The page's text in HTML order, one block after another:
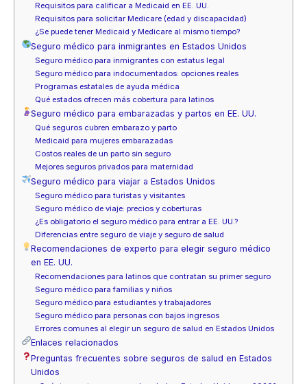
Requisitos para calificar a Medicaid en EE. UU.
Requisitos para solicitar Medicare (edad y discapacidad)
¿Se puede tener Medicaid y Medicare al mismo tiempo?
Seguro médico para inmigrantes en Estados Unidos
Seguro médico para inmigrantes con estatus legal
Seguro médico para indocumentados: opciones reales
Programas estatales de ayuda médica
Qué estados ofrecen más cobertura para latinos
Seguro médico para embarazadas y partos en EE. UU.
Qué seguros cubren embarazo y parto
Medicaid para mujeres embarazadas
Costos reales de un parto sin seguro
Mejores seguros privados para maternidad
Seguro médico para viajar a Estados Unidos
Seguro médico para turistas y visitantes
Seguro médico de viaje: precios y coberturas
¿Es obligatorio el seguro médico para entrar a EE. UU.?
Diferencias entre seguro de viaje y seguro de salud
Recomendaciones de experto para elegir seguro médico
en EE. UU.
Recomendaciones para latinos que contratan su primer seguro
Seguro médico para familias y niños
Seguro médico para estudiantes y trabajadores
Seguro médico para personas con bajos ingresos
Errores comunes al elegir un seguro de salud en Estados Unidos
Enlaces relacionados
Preguntas frecuentes sobre seguros de salud en Estados
Unidos